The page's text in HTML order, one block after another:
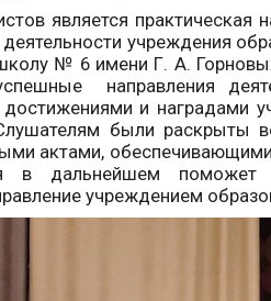
является практическая
учреждения
№ 6 имени Г. А.
направления
и наградами
были раскрыты
актами,
в дальнейшем поможет
учреждением